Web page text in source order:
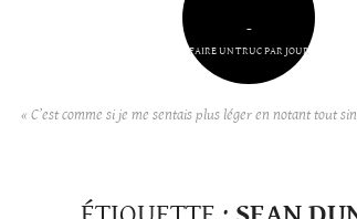
–
FAIRE UN TRUC PAR JOUR
« C’est comme si je me sentais plus léger en notant tout